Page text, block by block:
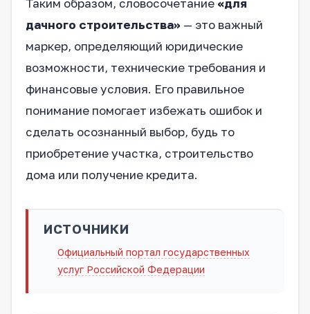
Таким образом, словосочетание «для
дачного строительства» — это важный
маркер, определяющий юридические
возможности, технические требования и
финансовые условия. Его правильное
понимание помогает избежать ошибок и
сделать осознанный выбор, будь то
приобретение участка, строительство
дома или получение кредита.
ИСТОЧНИКИ
Официальный портал государственных
услуг Российской Федерации